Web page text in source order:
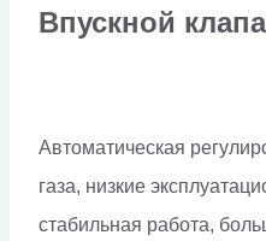
Впускной
Автоматическая
газа, низкие
стабильная работа,